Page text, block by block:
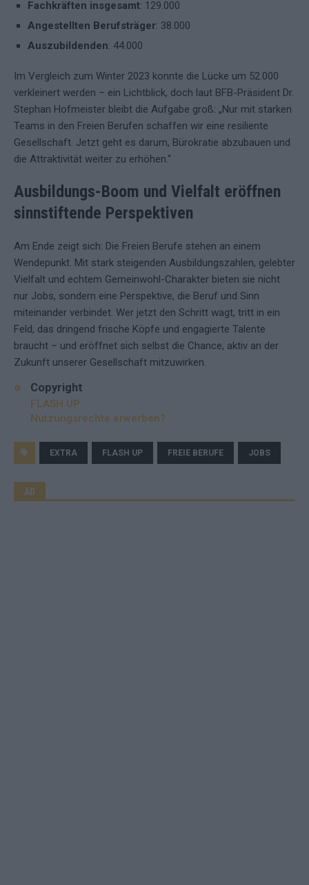
Fachkräften insgesamt: 129.000
Angestellten Berufsträger: 38.000
Auszubildenden: 44.000
Im Vergleich zum Winter 2023 konnte die Lücke um 52.000
verkleinert werden – ein Lichtblick, doch laut BFB-Präsident Dr.
Stephan Hofmeister bleibt die Aufgabe groß: „Nur mit starken
Teams in den Freien Berufen schaffen wir eine resiliente
Gesellschaft. Jetzt geht es darum, Bürokratie abzubauen und
die Attraktivität weiter zu erhöhen.“
Ausbildungs-Boom und Vielfalt eröffnen
sinnstiftende Perspektiven
Am Ende zeigt sich: Die Freien Berufe stehen an einem
Wendepunkt. Mit stark steigenden Ausbildungszahlen, gelebter
Vielfalt und echtem Gemeinwohl-Charakter bieten sie nicht
nur Jobs, sondern eine Perspektive, die Beruf und Sinn
miteinander verbindet. Wer jetzt den Schritt wagt, tritt in ein
Feld, das dringend frische Köpfe und engagierte Talente
braucht – und eröffnet sich selbst die Chance, aktiv an der
Zukunft unserer Gesellschaft mitzuwirken.
Copyright
FLASH UP
Nutzungsrechte erwerben?
EXTRA FLASH UP FREIE BERUFE JOBS
AD